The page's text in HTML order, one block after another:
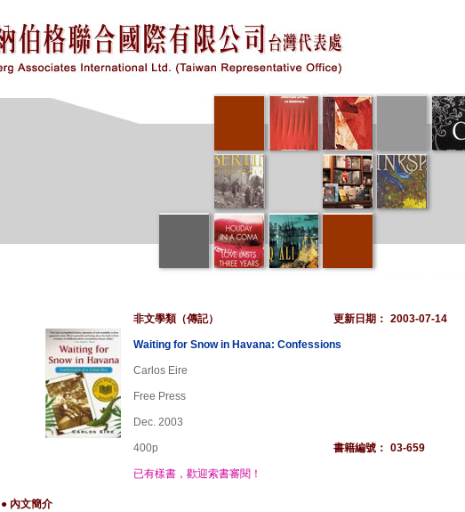
非文學類（傳記） 更新日期： 2003-07-14
Waiting for Snow in Havana: Confessions
Carlos Eire
Free Press
Dec. 2003
400p 書籍編號： 03-659
已有樣書，歡迎索書審閱！
● 內文簡介